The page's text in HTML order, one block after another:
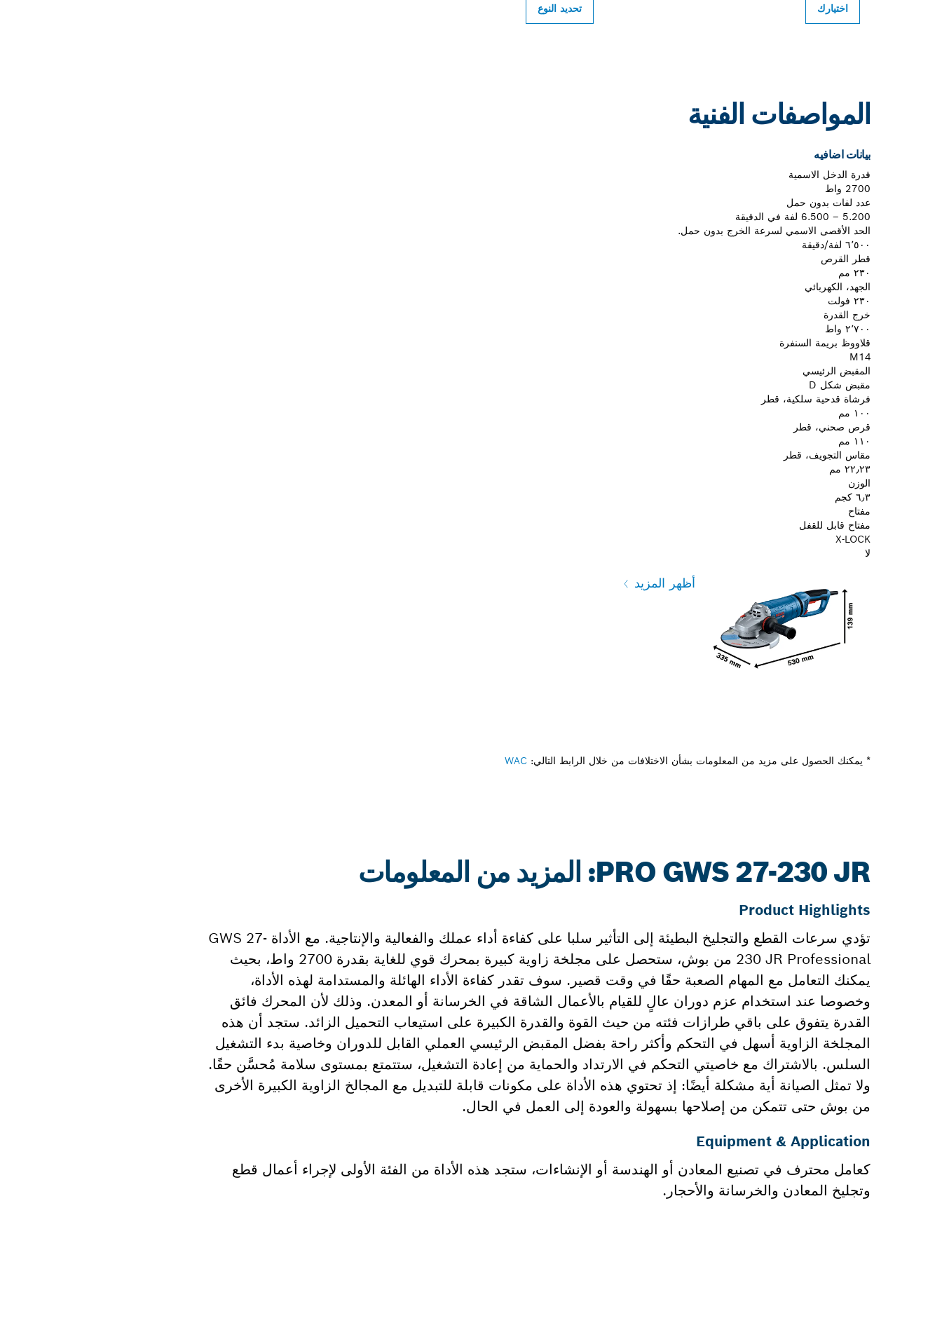
اختيارك تحديد النوع
المواصفات الفنية
بيانات اضافيه
قدرة الدخل الاسمية
2700 واط
عدد لفات بدون حمل
5.200 – 6.500 لفة في الدقيقة
الحد الأقصى الاسمي لسرعة الخرج بدون حمل.
٦٬٥٠٠ لفة/دقيقة
قطر القرص
٢٣٠ مم
الجهد، الكهربائي
٢٣٠ فولت
خرج القدرة
٢٬٧٠٠ واط
قلاووظ بريمة السنفرة
M14
المقبض الرئيسي
مقبض شكل D
فرشاة قدحية سلكية، قطر
١٠٠ مم
قرص صحني، قطر
١١٠ مم
مقاس التجويف، قطر
٢٢٫٢٣ مم
الوزن
٦٫٣ كجم
مفتاح
مفتاح قابل للقفل
X-LOCK
لا
أظهر المزيد
* يمكنك الحصول على مزيد من المعلومات بشأن الاختلافات من خلال الرابط التالي: WAC
PRO GWS 27-230 JR: المزيد من المعلومات
Product Highlights
تؤدي سرعات القطع والتجليخ البطيئة إلى التأثير سلبا على كفاءة أداء عملك والفعالية والإنتاجية. مع الأداة GWS 27-
230 JR Professional من بوش، ستحصل على مجلخة زاوية كبيرة بمحرك قوي للغاية بقدرة 2700 واط، بحيث
يمكنك التعامل مع المهام الصعبة حقًا في وقت قصير. سوف تقدر كفاءة الأداء الهائلة والمستدامة لهذه الأداة،
وخصوصا عند استخدام عزم دوران عالٍ للقيام بالأعمال الشاقة في الخرسانة أو المعدن. وذلك لأن المحرك فائق
القدرة يتفوق على باقي طرازات فئته من حيث القوة والقدرة الكبيرة على استيعاب التحميل الزائد. ستجد أن هذه
المجلخة الزاوية أسهل في التحكم وأكثر راحة بفضل المقبض الرئيسي العملي القابل للدوران وخاصية بدء التشغيل
السلس. بالاشتراك مع خاصيتي التحكم في الارتداد والحماية من إعادة التشغيل، ستتمتع بمستوى سلامة مُحسَّن حقًا.
ولا تمثل الصيانة أية مشكلة أيضًا: إذ تحتوي هذه الأداة على مكونات قابلة للتبديل مع المجالخ الزاوية الكبيرة الأخرى
من بوش حتى تتمكن من إصلاحها بسهولة والعودة إلى العمل في الحال.
Equipment & Application
كعامل محترف في تصنيع المعادن أو الهندسة أو الإنشاءات، ستجد هذه الأداة من الفئة الأولى لإجراء أعمال قطع
وتجليخ المعادن والخرسانة والأحجار.